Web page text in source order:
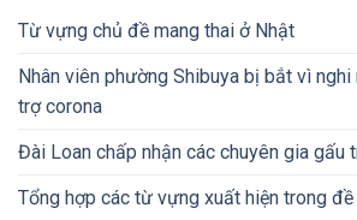
Từ vựng chủ đề mang thai ở Nhật
Nhân viên phường Shibuya bị bắt vì
trợ corona
Đài Loan chấp nhận các chuyên gia gấu
Tổng hợp các từ vựng xuất hiện trong